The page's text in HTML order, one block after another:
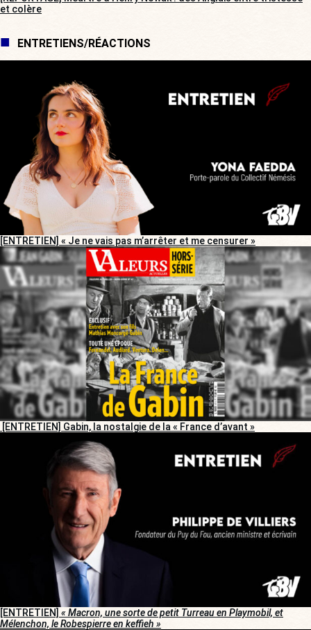
et colère
ENTRETIENS/RÉACTIONS
[ENTRETIEN] « Je ne vais pas m’arrêter et me censurer »
[ENTRETIEN] Gabin, la nostalgie de la « France d’avant »
[ENTRETIEN] « Macron, une sorte de petit Turreau en Playmobil, et
Mélenchon, le Robespierre en keffieh »